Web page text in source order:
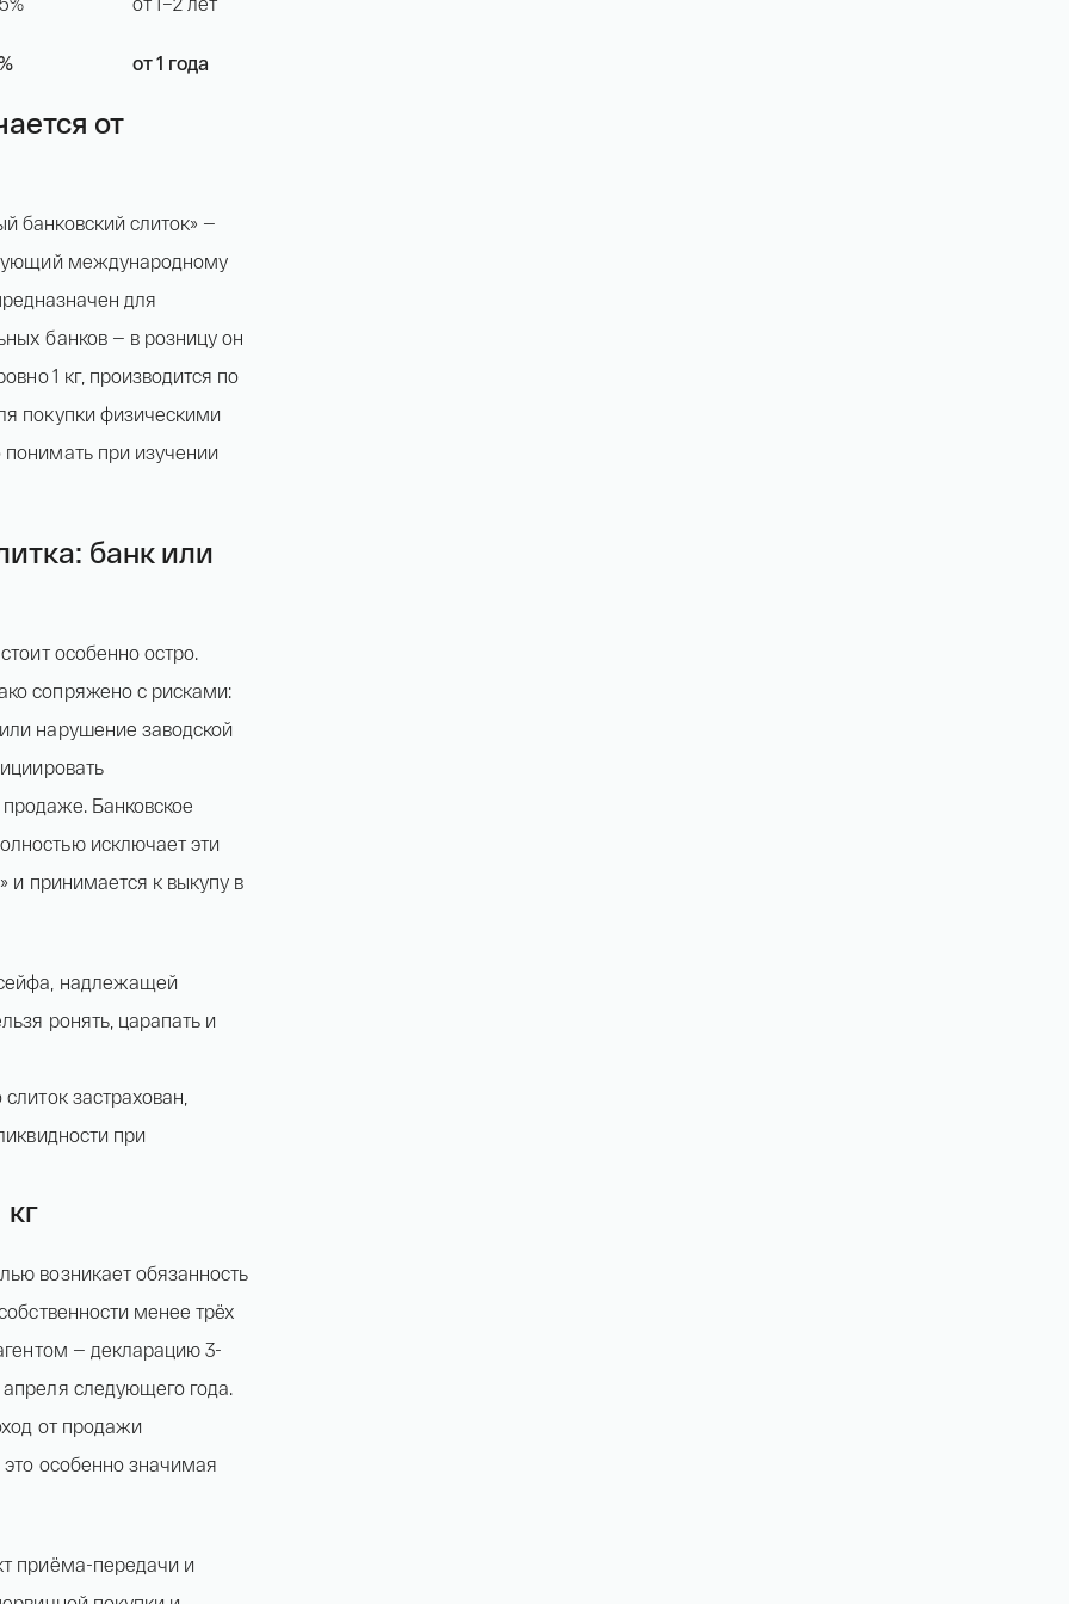
от 1 года
от
банковский слиток» —
международному
для
банков — в розницу он
1 кг, производится по
покупки физическими
при изучении
банк или
особенно остро.
сопряжено с рисками:
нарушение заводской
Банковское
исключает эти
и принимается к выкупу в
надлежащей
ронять, царапать и
застрахован,
при
возникает обязанность
менее трёх
— декларацию 3-
следующего года.
от продажи
особенно значимая
приёма-передачи и
142 000 ₽